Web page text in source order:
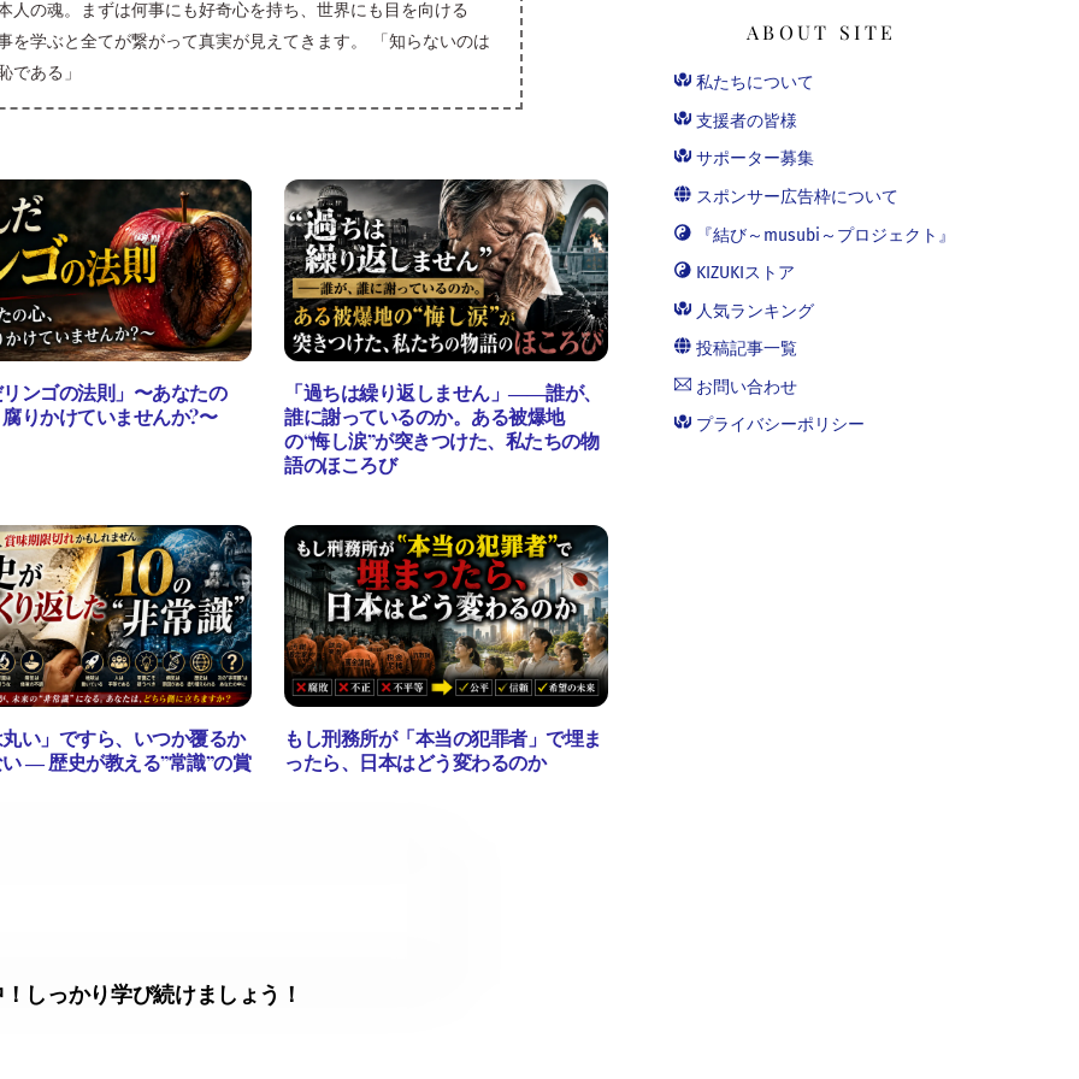
人の魂。まずは何事にも好奇心を持ち、世界にも目を向ける
を学ぶと全てが繋がって真実が見えてきます。 「知らないのは
である」
ンゴの法則」〜あなたの
りかけていませんか?〜
「過ちは繰り返しません」――誰が、
誰に謝っているのか。ある被爆地
の“悔し涙”が突きつけた、私たちの物
語のほころび
い」ですら、いつか覆るか
― 歴史が教える”常識”の賞
もし刑務所が「本当の犯罪者」で埋ま
ったら、日本はどう変わるのか
しっかり学び続けましょう！
ABOUT SITE
私たちについて
支援者の皆様
サポーター募集
スポンサー広告枠について
『結び～musubi～プロジェクト』
KIZUKIストア
人気ランキング
投稿記事一覧
お問い合わせ
プライバシーポリシー